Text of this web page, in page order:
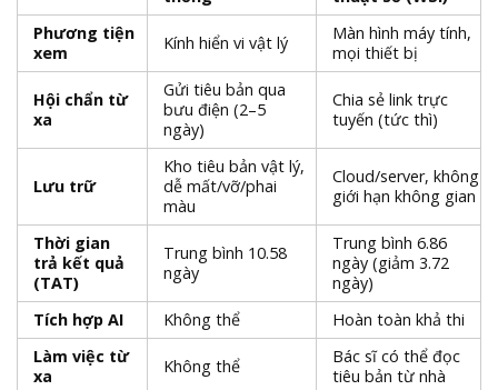
Phương tiện
xem
Kính hiển vi vật lý
Màn hình máy tính,
mọi thiết bị
Hội chẩn từ
xa
Gửi tiêu bản qua
bưu điện (2–5
ngày)
Chia sẻ link trực
tuyến (tức thì)
Lưu trữ
Kho tiêu bản vật lý,
dễ mất/vỡ/phai
màu
Cloud/server, không
giới hạn không gian
Thời gian
trả kết quả
(TAT)
Trung bình 10.58
ngày
Trung bình 6.86
ngày (giảm 3.72
ngày)
Tích hợp AI
Không thể
Hoàn toàn khả thi
Làm việc từ
xa
Không thể
Bác sĩ có thể đọc
tiêu bản từ nhà